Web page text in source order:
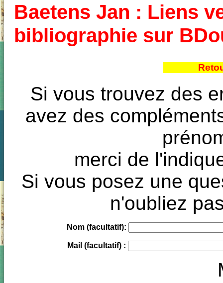
Baetens Jan : Liens
bibliographie sur
Si vous trouvez des
avez des
merci de
Si vous posez une
n'oubliez
Nom (facultatif):
Mail (facultatif) :